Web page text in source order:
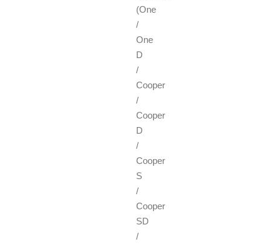
(One
/
One
D
/
Cooper
/
Cooper
D
/
Cooper
S
/
Cooper
SD
/